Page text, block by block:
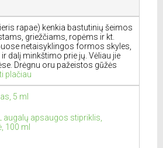
rapae) kenkia bastutinių šeimos
griežčiams, ropėms ir kt.
netaisyklingos formos skyles,
dalį minkštimo prie jų. Vėliau jie
Drėgnu oru pažeistos gūžės
plačiau
5 ml
augalų apsaugos stipriklis,
100 ml